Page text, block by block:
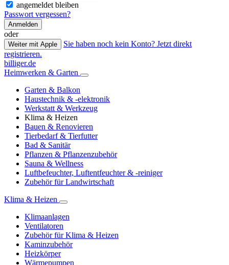
angemeldet bleiben
Passwort vergessen?
Anmelden
oder
Weiter mit Apple
Sie haben noch kein Konto? Jetzt direkt
registrieren.
billiger.de
Heimwerken & Garten
Garten & Balkon
Haustechnik & -elektronik
Werkstatt & Werkzeug
Klima & Heizen
Bauen & Renovieren
Tierbedarf & Tierfutter
Bad & Sanitär
Pflanzen & Pflanzenzubehör
Sauna & Wellness
Luftbefeuchter, Luftentfeuchter & -reiniger
Zubehör für Landwirtschaft
Klima & Heizen
Klimaanlagen
Ventilatoren
Zubehör für Klima & Heizen
Kaminzubehör
Heizkörper
Wärmepumpen